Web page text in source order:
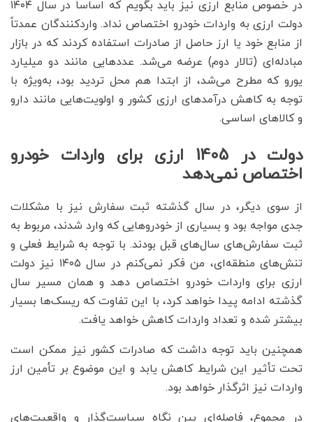
در خصوص منابع ارزی نیز باید بگویم که اساساً در سال ۱۴۰۴
دولت ارزی به واردات خودرو اختصاص نداد. واردکنندگان عمدتاً
از منابع خود یا ارز حاصل از صادرات استفاده کردند که در بازار
مبادله‌ای (تالار دوم) عرضه می‌شد. عددهایی مانند دو میلیارد
یورو که مطرح می‌شد، از ابتدا هم محل تردید بود، به‌ویژه با
توجه به کاهش درآمدهای ارزی کشور و اولویت‌هایی مانند دارو
و کالاهای اساسی.
دولت در 1405 ارزی برای واردات خودرو
اختصاص نمی‌دهد
از سوی دیگر، در سال گذشته ثبت سفارش نیز با مشکلات
جدی مواجه بود و بسیاری از خودروهایی که وارد شدند، مربوط به
ثبت سفارش‌های سال‌های قبل بودند. با توجه به شرایط فعلی و
تنش‌های منطقه‌ای، من فکر نمی‌کنم در سال ۱۴۰۵ نیز دولت
ارزی برای واردات خودرو اختصاص دهد و همان مسیر سال
گذشته ادامه پیدا خواهد کرد، با این تفاوت که ریسک‌ها بسیار
بیشتر شده و تعداد واردات کاهش خواهد یافت.
همچنین باید توجه داشت که صادرات کشور نیز ممکن است
تحت تأثیر این شرایط کاهش یابد و این موضوع بر تأمین ارز
واردات نیز اثرگذار خواهد بود.
در مجموع، فاصله‌ای بین نگاه سیاست‌گذار و واقعیت‌های